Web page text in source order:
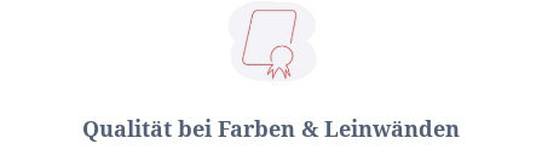
Qualität bei Farben & Leinwänden